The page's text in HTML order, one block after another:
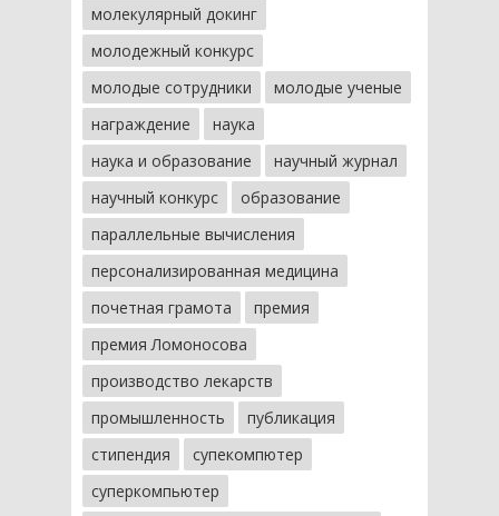
молекулярный докинг
молодежный конкурс
молодые сотрудники
молодые ученые
награждение
наука
наука и образование
научный журнал
научный конкурс
образование
параллельные вычисления
персонализированная медицина
почетная грамота
премия
премия Ломоносова
производство лекарств
промышленность
публикация
стипендия
супекомпютер
суперкомпьютер